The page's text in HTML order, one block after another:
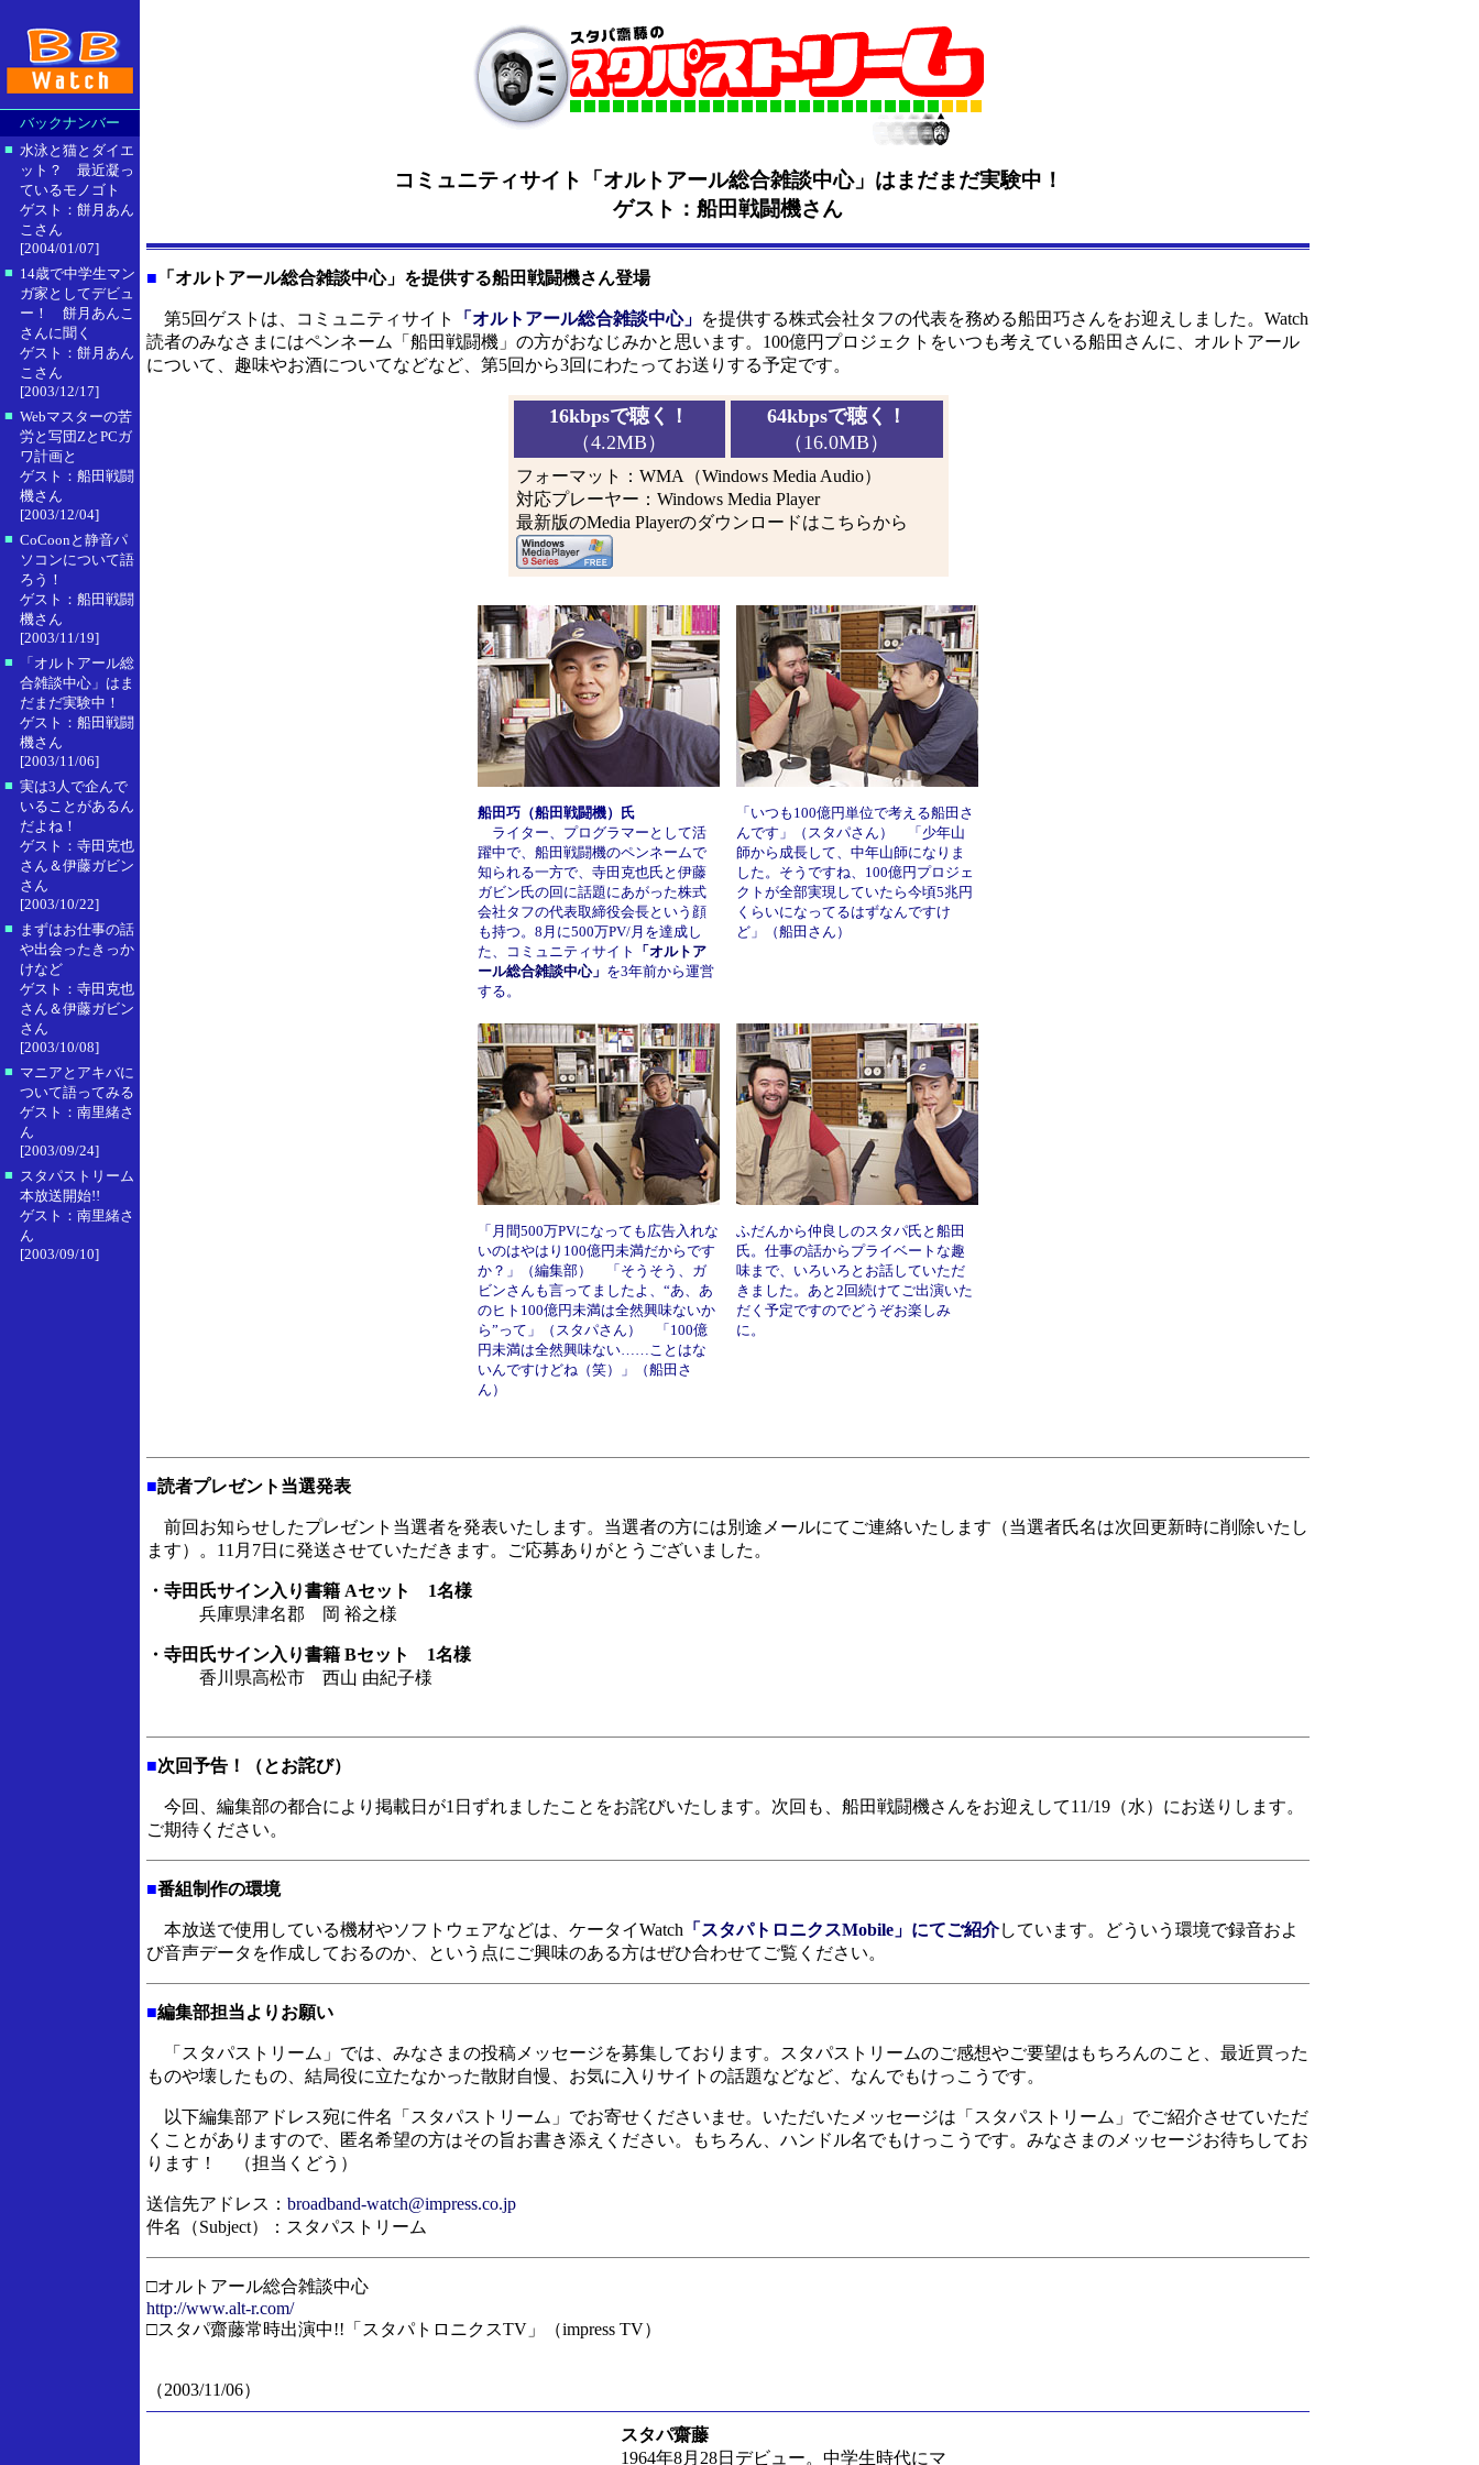
バックナンバー
■ 水泳と猫とダイエ
ット？ 最近凝っ
ているモノゴト
ゲスト：餅月あん
こさん
[2004/01/07]
■ 14歳で中学生マン
ガ家としてデビュ
ー！ 餅月あんこ
さんに聞く
ゲスト：餅月あん
こさん
[2003/12/17]
■ Webマスターの苦
労と写団ZとPCガ
ワ計画と
ゲスト：船田戦闘
機さん
[2003/12/04]
■ CoCoonと静音パ
ソコンについて語
ろう！
ゲスト：船田戦闘
機さん
[2003/11/19]
■
「オルトアール総
合雑談中心」はま
だまだ実験中！
ゲスト：船田戦闘
機さん
[2003/11/06]
■ 実は3人で企んで
いることがあるん
だよね！
ゲスト：寺田克也
さん＆伊藤ガビン
さん
[2003/10/22]
■ まずはお仕事の話
や出会ったきっか
けなど
ゲスト：寺田克也
さん＆伊藤ガビン
さん
[2003/10/08]
■ マニアとアキバに
ついて語ってみる
ゲスト：南里緒さ
ん
[2003/09/24]
■ スタパストリーム
本放送開始!!
ゲスト：南里緒さ
ん
[2003/09/10]
コミュニティサイト「オルトアール総合雑談中心」はまだまだ実験中！
ゲスト：船田戦闘機さん
■ 「オルトアール総合雑談中心」を提供する船田戦闘機さん登場
第5回ゲストは、コミュニティサイト 「オルトアール総合雑談中心」 を提供する株式会社タフの代表を務める船田巧さんをお迎えしました。Watch
読者のみなさまにはペンネーム「船田戦闘機」の方がおなじみかと思います。100億円プロジェクトをいつも考えている船田さんに、オルトアール
について、趣味やお酒についてなどなど、第5回から3回にわたってお送りする予定です。
16kbpsで聴く！
（4.2MB）
64kbpsで聴く！
（16.0MB）
フォーマット：WMA（Windows Media Audio）
対応プレーヤー：Windows Media Player
最新版のMedia Playerのダウンロードはこちらから
船田巧（船田戦闘機）氏
ライター、プログラマーとして活
躍中で、船田戦闘機のペンネームで
知られる一方で、寺田克也氏と伊藤
ガビン氏の回に話題にあがった株式
会社タフの代表取締役会長という顔
も持つ。8月に500万PV/月を達成し
た、コミュニティサイト
「オルトア
ール総合雑談中心」 を3年前から運営
する。
「いつも100億円単位で考える船田さ
んです」（スタパさん） 「少年山
師から成長して、中年山師になりま
した。そうですね、100億円プロジェ
クトが全部実現していたら今頃5兆円
くらいになってるはずなんですけ
ど」（船田さん）
「月間500万PVになっても広告入れな
いのはやはり100億円未満だからです
か？」（編集部） 「そうそう、ガ
ビンさんも言ってましたよ、“あ、あ
のヒト100億円未満は全然興味ないか
ら”って」（スタパさん） 「100億
円未満は全然興味ない……ことはな
いんですけどね（笑）」（船田さ
ん）
ふだんから仲良しのスタパ氏と船田
氏。仕事の話からプライベートな趣
味まで、いろいろとお話していただ
きました。あと2回続けてご出演いた
だく予定ですのでどうぞお楽しみ
に。
■読者プレゼント当選発表
前回お知らせしたプレゼント当選者を発表いたします。当選者の方には別途メールにてご連絡いたします（当選者氏名は次回更新時に削除いたし
ます）。11月7日に発送させていただきます。ご応募ありがとうございました。
・寺田氏サイン入り書籍 Aセット 1名様
兵庫県津名郡 岡 裕之様
・寺田氏サイン入り書籍 Bセット 1名様
香川県高松市 西山 由紀子様
■次回予告！（とお詫び）
今回、編集部の都合により掲載日が1日ずれましたことをお詫びいたします。次回も、船田戦闘機さんをお迎えして11/19（水）にお送りします。
ご期待ください。
■番組制作の環境
本放送で使用している機材やソフトウェアなどは、ケータイWatch 「スタパトロニクスMobile」にてご紹介しています。どういう環境で録音およ
び音声データを作成しておるのか、という点にご興味のある方はぜひ合わせてご覧ください。
■編集部担当よりお願い
「スタパストリーム」では、みなさまの投稿メッセージを募集しております。スタパストリームのご感想やご要望はもちろんのこと、最近買った
ものや壊したもの、結局役に立たなかった散財自慢、お気に入りサイトの話題などなど、なんでもけっこうです。
以下編集部アドレス宛に件名「スタパストリーム」でお寄せくださいませ。いただいたメッセージは「スタパストリーム」でご紹介させていただ
くことがありますので、匿名希望の方はその旨お書き添えください。もちろん、ハンドル名でもけっこうです。みなさまのメッセージお待ちしてお
ります！ （担当くどう）
送信先アドレス： broadband-watch@impress.co.jp
件名（Subject）：スタパストリーム
□オルトアール総合雑談中心
http://www.alt-r.com/
□スタパ齋藤常時出演中!!「スタパトロニクスTV」（impress TV）
（2003/11/06）
スタパ齋藤
1964年8月28日デビュー。中学生時代にマ